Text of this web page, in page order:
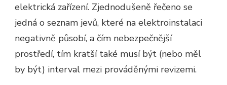
elektrická zařízení. Zjednodušeně řečeno se
jedná o seznam jevů, které na elektroinstalaci
negativně působí, a čím nebezpečnější
prostředí, tím kratší také musí být (nebo měl
by být) interval mezi prováděnými revizemi.